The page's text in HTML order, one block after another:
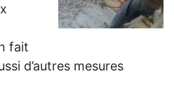
fait
d’autres mesures